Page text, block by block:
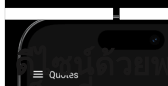
ดีไซน์ด้วยพ